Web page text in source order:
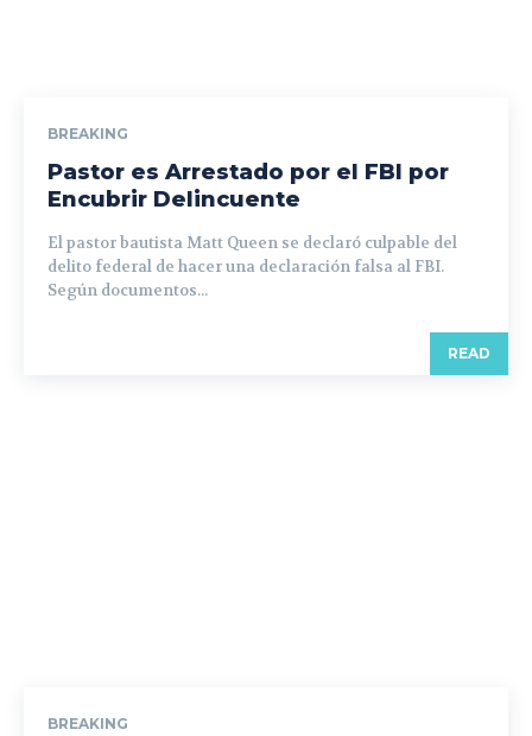
BREAKING
Pastor es Arrestado por el FBI por
Encubrir Delincuente
El pastor bautista Matt Queen se declaró culpable del
delito federal de hacer una declaración falsa al FBI.
Según documentos...
READ
BREAKING